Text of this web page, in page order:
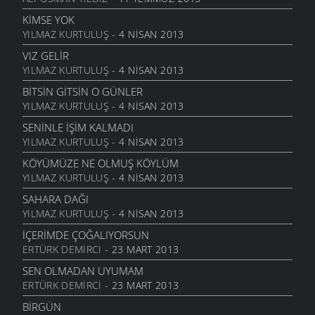
29 MAYIS 2009
ANNECIĞIM
11 MAYIS 2009
MEKTUP
8 MAYIS 2009
BEBEĞIM
27 NISAN 2009
GEL YETERKI
27 NISAN 2009
ANADOLU
16 NISAN 2009
SITEMKAR
16 NISAN 2009
MEZARLIK KUŞLARI
31 MART 2009
MEDENIYET IÇIN INDILER ŞEHIRE
30 MART 2009
KIMSE YOK
YILMAZ KURTULUŞ - 4 NISAN 2013
VIZ GELIR
YILMAZ KURTULUŞ - 4 NISAN 2013
BITSIN GITSIN O GÜNLER
YILMAZ KURTULUŞ - 4 NISAN 2013
SENINLE İŞIM KALMADI
YILMAZ KURTULUŞ - 4 NISAN 2013
KÖYÜMÜZE NE OLMUŞ KÖYLÜM
YILMAZ KURTULUŞ - 4 NISAN 2013
SAHARA DAĞI
YILMAZ KURTULUŞ - 4 NISAN 2013
İÇERIMDE ÇOĞALIYORSUN
ERTÜRK DEMIRCI - 23 MART 2013
SEN OLMADAN UYUMAM
ERTÜRK DEMIRCI - 23 MART 2013
BIRGÜN